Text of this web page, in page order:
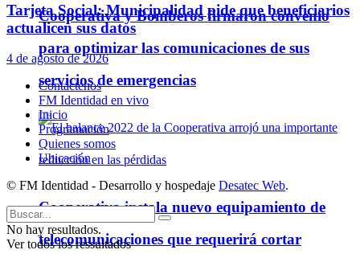
Cooperativa y Bomberos firmaron convenio
para optimizar las comunicaciones de sus
servicios de emergencias
Cooperativa instala nuevo equipamiento de
telecomunicaciones que requerirá cortar
Tarjeta Social: Municipalidad pide que beneficiarios
actualicen sus datos
4 de agosto de 2026
Contáctenos
FM Identidad en vivo
Inicio
Programación
Quienes somos
Ubicación
© FM Identidad - Desarrollo y hospedaje Desatec Web.
No hay resultados.
Ver todos los ressultados